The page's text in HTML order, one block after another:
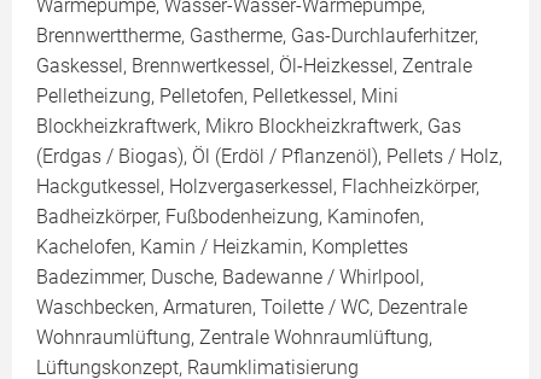
Wärmepumpe, Wasser-Wasser-Wärmepumpe,
Brennwerttherme, Gastherme, Gas-Durchlauferhitzer,
Gaskessel, Brennwertkessel, Öl-Heizkessel, Zentrale
Pelletheizung, Pelletofen, Pelletkessel, Mini
Blockheizkraftwerk, Mikro Blockheizkraftwerk, Gas
(Erdgas / Biogas), Öl (Erdöl / Pflanzenöl), Pellets / Holz,
Hackgutkessel, Holzvergaserkessel, Flachheizkörper,
Badheizkörper, Fußbodenheizung, Kaminofen,
Kachelofen, Kamin / Heizkamin, Komplettes
Badezimmer, Dusche, Badewanne / Whirlpool,
Waschbecken, Armaturen, Toilette / WC, Dezentrale
Wohnraumlüftung, Zentrale Wohnraumlüftung,
Lüftungskonzept, Raumklimatisierung